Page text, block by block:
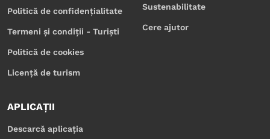
Politică de confidențialitate
Termeni și condiții - Turiști
Politică de cookies
Licență de turism
Sustenabilitate
Cere ajutor
APLICAȚII
Descarcă aplicația